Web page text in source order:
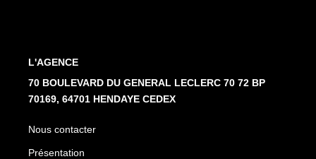
L'agence
Notre Équipe
L'AGENCE
70 BOULEVARD DU GENERAL LECLERC 70 72 BP
70169, 64701 HENDAYE CEDEX
Nous contacter
Présentation